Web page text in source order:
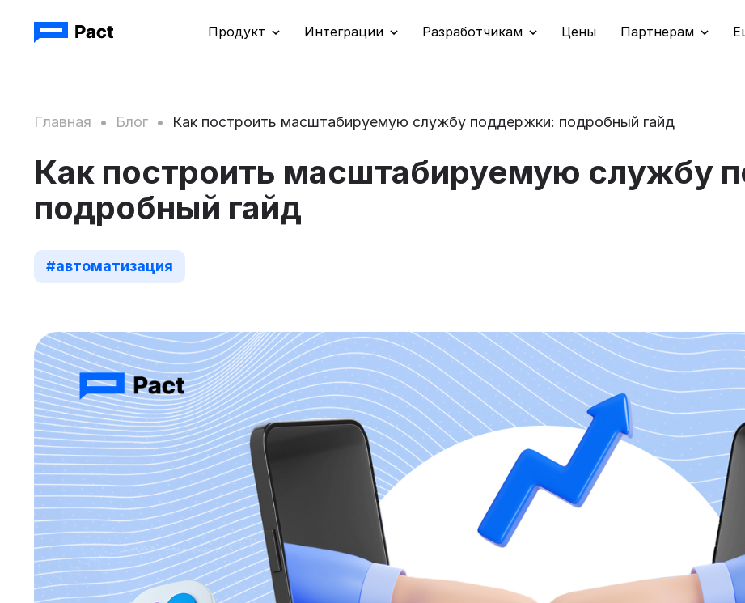
Продукт Интеграции Разработчикам Цены Партнерам
Главная • Блог • Как построить масштабируемую службу поддержки: подробный гайд
Как построить масштабируемую службу
подробный гайд
#автоматизация